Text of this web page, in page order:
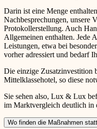
Darin ist eine Menge
Nachbesprechungen, unsere
Protokollerstellung. Auch
Allgemeinen enthalten. Jede
Leistungen, etwa bei
vorher adressiert und bedarf
Die einzige Zusatzinvestition
Mittelklassehotel, so diese
Sie sehen also, Lux & Lux
im Marktvergleich deutlich in
Wo finden die Maßnahmen